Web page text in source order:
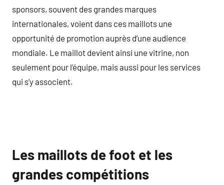
sponsors, souvent des grandes marques
internationales, voient dans ces maillots une
opportunité de promotion auprès d’une audience
mondiale. Le maillot devient ainsi une vitrine, non
seulement pour l’équipe, mais aussi pour les services
qui s’y associent.
Les maillots de foot et les
grandes compétitions